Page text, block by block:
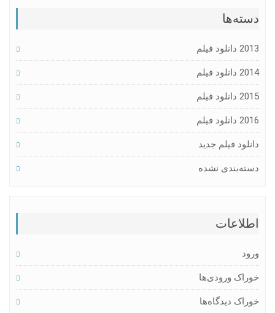
دسته‌ها
2013 دانلود فیلم
2014 دانلود فیلم
2015 دانلود فیلم
2016 دانلود فیلم
دانلود فیلم جدید
دسته‌بندی نشده
اطلاعات
ورود
خوراک ورودی‌ها
خوراک دیدگاه‌ها